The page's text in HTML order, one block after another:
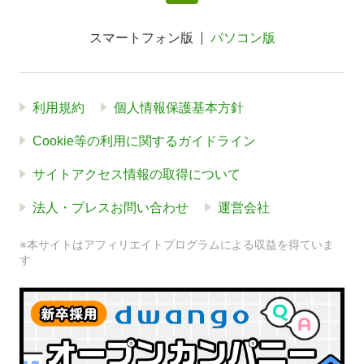
スマートフォン版 パソコン版
利用規約 個人情報保護基本方針
Cookie等の利用に関するガイドライン
サイトアクセス情報の取得について
法人・プレスお問い合わせ 運営会社
※本サイトはアフィリエイトプログラムによる収益を得ていま
す